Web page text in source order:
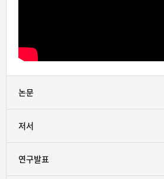
논문
저서
연구발표